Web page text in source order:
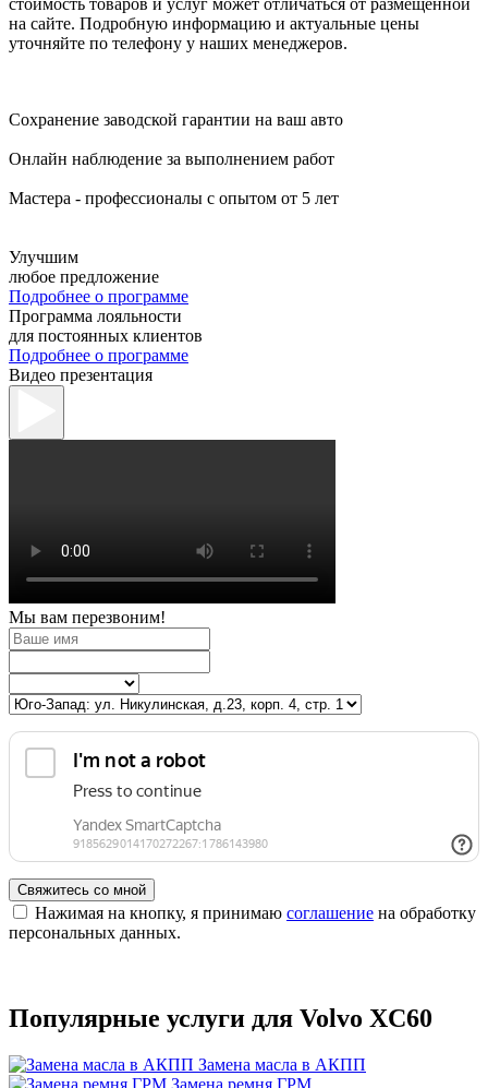
стоимость товаров и услуг может отличаться от размещённой
на сайте. Подробную информацию и актуальные цены
уточняйте по телефону у наших менеджеров.
Сохранение заводской гарантии на ваш авто
Онлайн наблюдение за выполнением работ
Мастера - профессионалы с опытом от 5 лет
Улучшим
любое предложение
Подробнее о программе
Программа лояльности
для постоянных клиентов
Подробнее о программе
Видео презентация
Мы вам перезвоним!
Свяжитесь со мной
Нажимая на кнопку, я принимаю соглашение на обработку
персональных данных.
Популярные услуги для Volvo XC60
Замена масла в АКПП
Замена ремня ГРМ